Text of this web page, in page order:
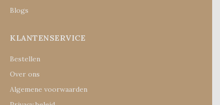
Blogs
KLANTENSERVICE
Bestellen
Over ons
Algemene voorwaarden